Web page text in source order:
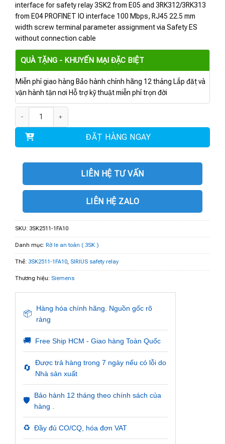
interface for safety relay 3SK2 from E05 and 3RK312/3RK313
from E04 PROFINET IO interface 100 Mbps, RJ45 22.5 mm
width screw terminal parameter assignment via Safety ES
without connection cable
QUÀ TẶNG - KHUYẾN MẠI ĐẶC BIỆT
Miễn phí giao hàng Bảo hành chính hãng 12 tháng Lắp đặt và
vận hành tận nơi Hỗ trợ kỹ thuật miễn phí trọn đời
ĐẶT HÀNG NGAY
LIÊN HỆ TƯ VẤN
LIÊN HỆ ZALO
SKU: 3SK2511-1FA10
Danh mục: Rờ le an toàn ( 3SK )
Thẻ: 3SK2511-1FA10, SIRIUS safety relay
Thương hiệu: Siemens
📦
Hàng hóa chính hãng. Nguồn gốc rõ
ràng
🚚 Free Ship HCM - Giao hàng Toàn Quốc
🔄
Được trả hàng trong 7 ngày nếu có lỗi do
Nhà sản xuất
🛡️
Bảo hành 12 tháng theo chính sách của
hàng .
♻️ Đầy đủ CO/CQ, hóa đơn VAT